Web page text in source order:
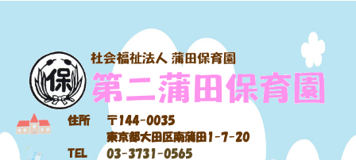
住所
〒144-0035
東京都大田区南蒲田1-7-20
TEL
03-3731-0565